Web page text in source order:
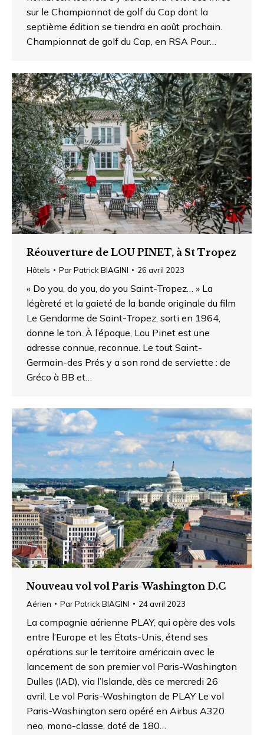
sur le Championnat de golf du Cap dont la
septième édition se tiendra en août prochain.
Championnat de golf du Cap, en RSA Pour…
Réouverture de LOU PINET, à St Tropez
Hôtels ParPatrick BIAGINI 26 avril 2023
« Do you, do you, do you Saint-Tropez… » La
légèreté et la gaieté de la bande originale du film
Le Gendarme de Saint-Tropez, sorti en 1964,
donne le ton. À l’époque, Lou Pinet est une
adresse connue, reconnue. Le tout Saint-
Germain-des Prés y a son rond de serviette : de
Gréco à BB et…
Nouveau vol vol Paris-Washington D.C
Aérien ParPatrick BIAGINI 24 avril 2023
La compagnie aérienne PLAY, qui opère des vols
entre l’Europe et les États-Unis, étend ses
opérations sur le territoire américain avec le
lancement de son premier vol Paris-Washington
Dulles (IAD), via l’Islande, dès ce mercredi 26
avril. Le vol Paris-Washington de PLAY Le vol
Paris-Washington sera opéré en Airbus A320
neo, mono-classe, doté de 180…